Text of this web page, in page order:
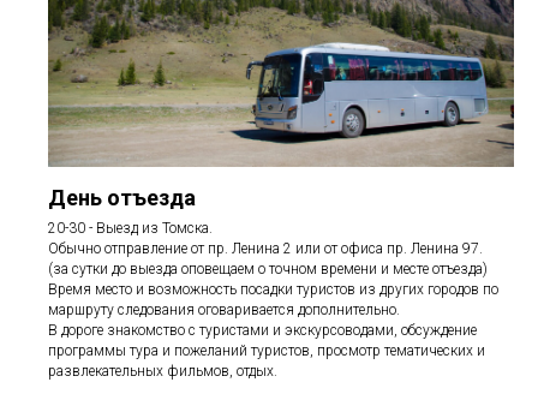
День отъезда
20-30 - Выезд из Томска.
Обычно отправление от пр. Ленина 2 или от офиса пр. Ленина 97.
(за сутки до выезда оповещаем о точном времени и месте отъезда)
Время место и возможность посадки туристов из других городов по
маршруту следования оговаривается дополнительно.
В дороге знакомство с туристами и экскурсоводами, обсуждение
программы тура и пожеланий туристов, просмотр тематических и
развлекательных фильмов, отдых.